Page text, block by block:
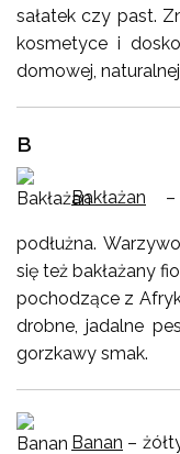
sałatek czy past.
kosmetyce i
domowej,
B
Bakłażan –
podłużna.
się też bakłażany
pochodzące z
drobne, jadalne
gorzkawy smak.
Banan –